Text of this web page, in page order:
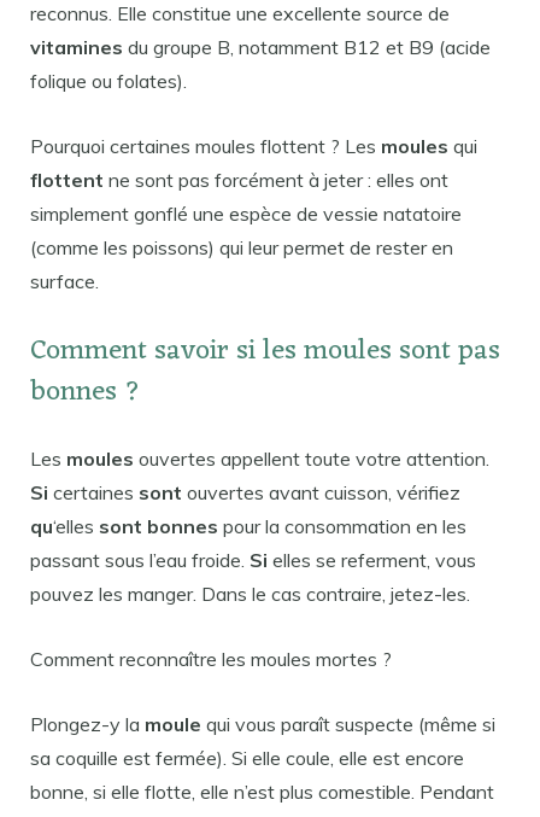
reconnus. Elle constitue une excellente source de
vitamines du groupe B, notamment B12 et B9 (acide
folique ou folates).
Pourquoi certaines moules flottent ? Les moules qui
flottent ne sont pas forcément à jeter : elles ont
simplement gonflé une espèce de vessie natatoire
(comme les poissons) qui leur permet de rester en
surface.
Comment savoir si les moules sont pas
bonnes ?
Les moules ouvertes appellent toute votre attention.
Si certaines sont ouvertes avant cuisson, vérifiez
qu‘elles sont bonnes pour la consommation en les
passant sous l’eau froide. Si elles se referment, vous
pouvez les manger. Dans le cas contraire, jetez-les.
Comment reconnaître les moules mortes ?
Plongez-y la moule qui vous paraît suspecte (même si
sa coquille est fermée). Si elle coule, elle est encore
bonne, si elle flotte, elle n’est plus comestible. Pendant